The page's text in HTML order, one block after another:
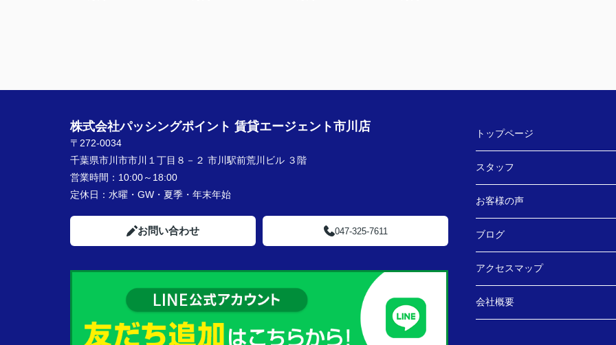
株式会社パッシングポイント 賃貸エージェント市川店
〒272-0034
千葉県市川市市川１丁目８－２ 市川駅前荒川ビル ３階
営業時間： 10:00～18:00
定休日： 水曜・GW・夏季・年末年始
お問い合わせ 047-325-7611
トップページ
スタッフ
お客様の声
ブログ
アクセスマップ
会社概要